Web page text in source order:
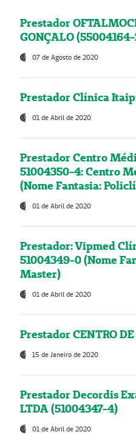
Prestador
GONÇALO
07 de Agosto de 2020
Prestador Clínica
01 de Abril de 2020
Prestador Centro
51004350-4: Centro
(Nome Fantasia:
01 de Abril de 2020
Prestador: Vipmed
51004349-0 (Nome
Master)
01 de Abril de 2020
Prestador CENTRO
15 de Janeiro de 2020
Prestador Decordis
LTDA (51004347-4)
01 de Abril de 2020